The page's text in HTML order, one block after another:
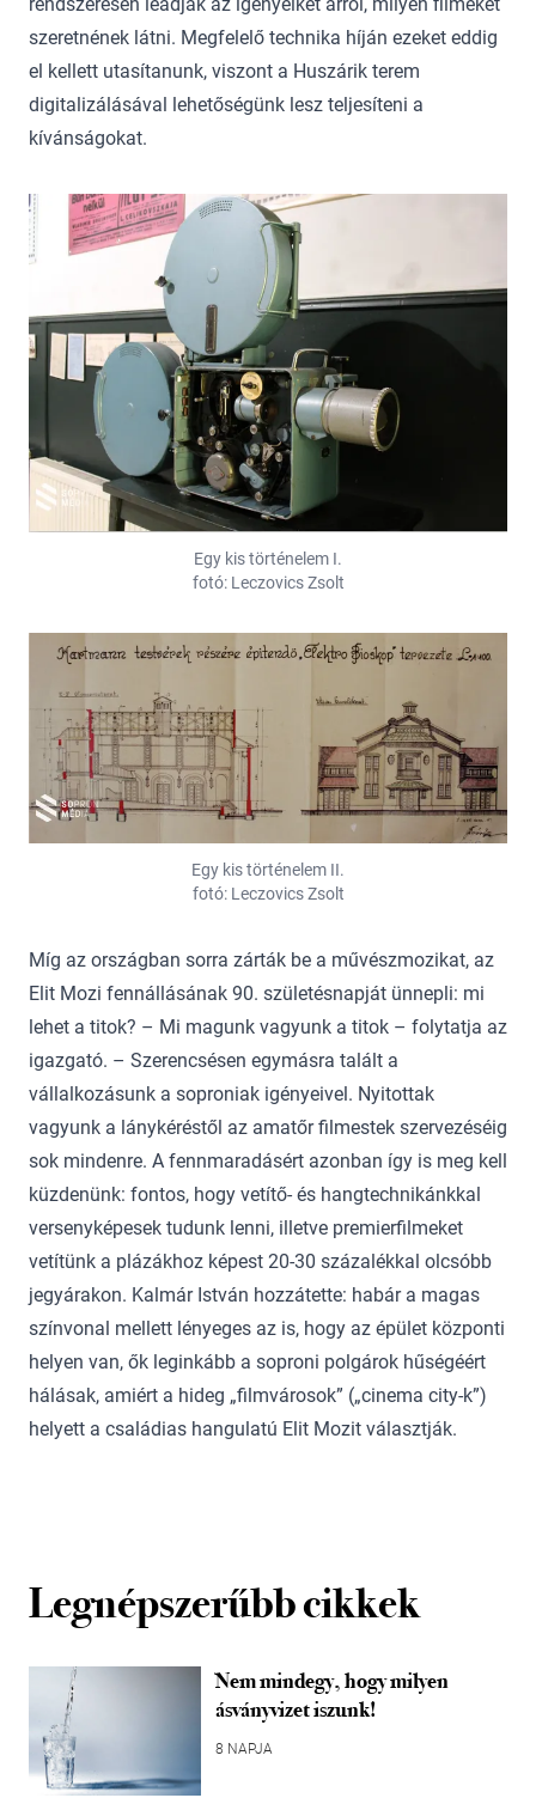
rendszeresen leadják az igényeiket arról, milyen filmeket
szeretnének látni. Megfelelő technika híján ezeket eddig
el kellett utasítanunk, viszont a Huszárik terem
digitalizálásával lehetőségünk lesz teljesíteni a
kívánságokat.
Egy kis történelem I.
fotó: Leczovics Zsolt
Egy kis történelem II.
fotó: Leczovics Zsolt
Míg az országban sorra zárták be a művészmozikat, az
Elit Mozi fennállásának 90. születésnapját ünnepli: mi
lehet a titok? – Mi magunk vagyunk a titok – folytatja az
igazgató. – Szerencsésen egymásra talált a
vállalkozásunk a soproniak igényeivel. Nyitottak
vagyunk a lánykéréstől az amatőr filmestek szervezéséig
sok mindenre. A fennmaradásért azonban így is meg kell
küzdenünk: fontos, hogy vetítő- és hangtechnikánkkal
versenyképesek tudunk lenni, illetve premierfilmeket
vetítünk a plázákhoz képest 20-30 százalékkal olcsóbb
jegyárakon. Kalmár István hozzátette: habár a magas
színvonal mellett lényeges az is, hogy az épület központi
helyen van, ők leginkább a soproni polgárok hűségéért
hálásak, amiért a hideg „filmvárosok” („cinema city-k”)
helyett a családias hangulatú Elit Mozit választják.
Legnépszerűbb cikkek
Nem mindegy, hogy milyen
ásványvizet iszunk!
8 NAPJA